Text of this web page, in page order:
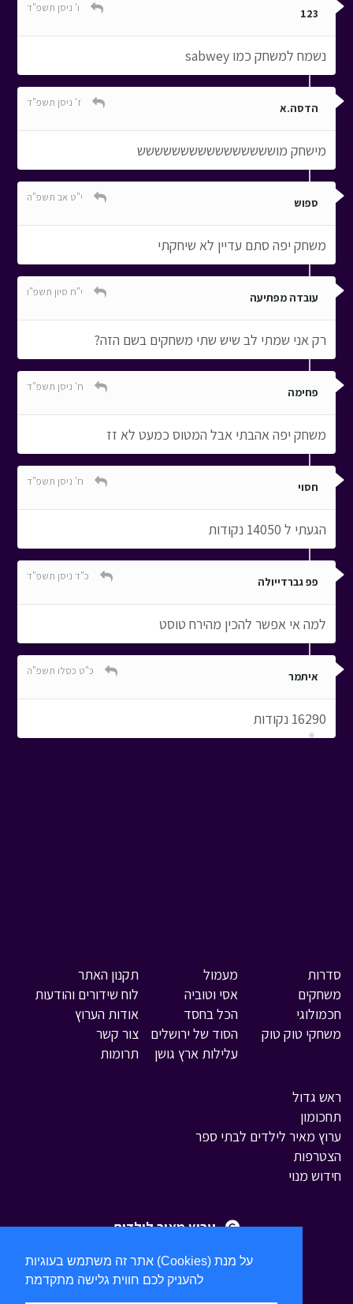
אתר זה משתמש בעוגיות (Cookies) על מנת
123 ו' ניסן תשפ"ד
נשמח למשחק כמו sabwey
הדסה.א ז' ניסן תשפ"ד
מישחק מושששששששששששששששש
ספוש י"ט אב תשפ"ה
משחק יפה סתם עדיין לא שיחקתי
עובדה מפתיעה י"ח סיון תשפ"ו
רק אני שמתי לב שיש שתי משחקים בשם הזה?
פחימה ח' ניסן תשפ"ד
משחק יפה אהבתי אבל המטוס כמעט לא זז
חסוי ח' ניסן תשפ"ד
הגעתי ל 14050 נקודות
פפ גברדייולה כ"ד ניסן תשפ"ד
למה אי אפשר להכין מהירח טוסט
איתמר כ"ט כסלו תשפ"ה
16290 נקודות
סדרות
משחקים
חכמולוגי
משחקי טוק טוק
מעמול
אסי וטוביה
הכל בחסד
הסוד של ירושלים
עלילות ארץ גושן
ראש גדול
תחכומון
ערוץ מאיר לילדים לבתי ספר
הצטרפות
חידוש מנוי
תקנון האתר
לוח שידורים והודעות
אודות הערוץ
צור קשר
תרומות
ערוץ מאיר לילדים